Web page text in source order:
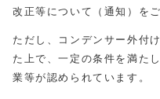
改正等について（通知）を
ただし、コンデンサー外付
た上で、一定の条件を満た
業等が認められています。